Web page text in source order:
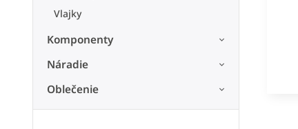
Vlajky
Komponenty
Náradie
Oblečenie